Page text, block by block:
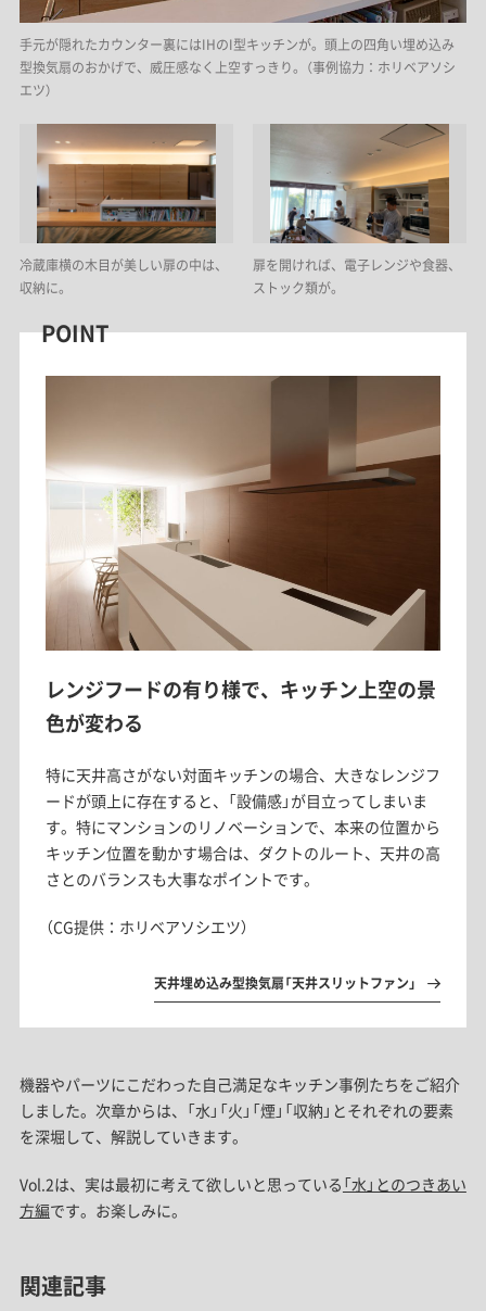
手元が隠れたカウンター裏にはIHのI型キッチンが。頭上の四角い埋め込み
型換気扇のおかげで、威圧感なく上空すっきり。（事例協力：ホリベアソシ
エツ）
冷蔵庫横の木目が美しい扉の中は、
収納に。
扉を開ければ、電子レンジや食器、
ストック類が。
POINT
レンジフードの有り様で、キッチン上空の景
色が変わる
特に天井高さがない対面キッチンの場合、大きなレンジフ
ードが頭上に存在すると、「設備感」が目立ってしまいま
す。特にマンションのリノベーションで、本来の位置から
キッチン位置を動かす場合は、ダクトのルート、天井の高
さとのバランスも大事なポイントです。
（CG提供：ホリベアソシエツ）
天井埋め込み型換気扇「天井スリットファン」
機器やパーツにこだわった自己満足なキッチン事例たちをご紹介
しました。次章からは、「水」「火」「煙」「収納」とそれぞれの要素
を深堀して、解説していきます。
Vol.2は、実は最初に考えて欲しいと思っている 「水」とのつきあい
方編です。お楽しみに。
関連記事